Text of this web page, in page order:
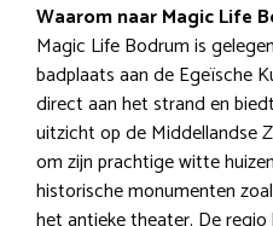
Waarom naar Magic Life
Magic Life Bodrum is
badplaats aan de Egeïsche
direct aan het strand en
uitzicht op de Middellandse
om zijn prachtige witte
historische monumenten